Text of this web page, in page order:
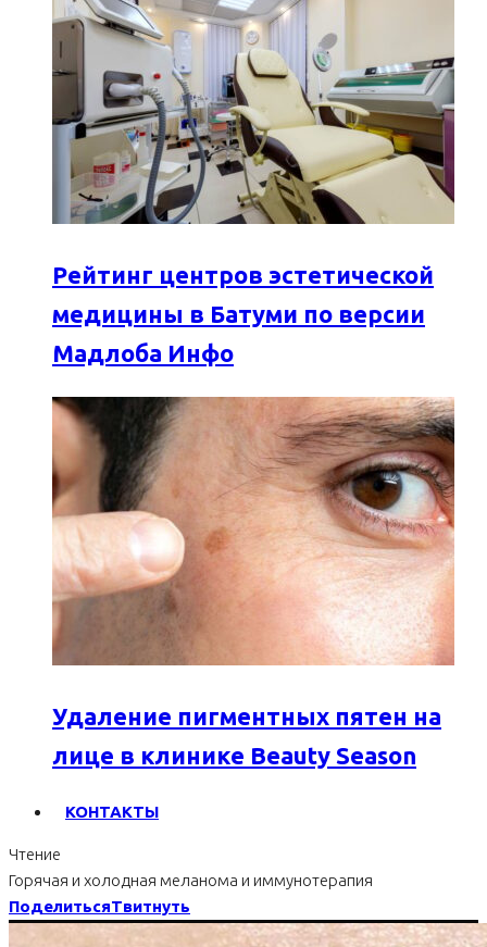
Рейтинг центров эстетической
медицины в Батуми по версии
Мадлоба Инфо
Удаление пигментных пятен на
лице в клинике Beauty Season
КОНТАКТЫ
Чтение
Горячая и холодная меланома и иммунотерапия
ПоделитьсяТвитнуть